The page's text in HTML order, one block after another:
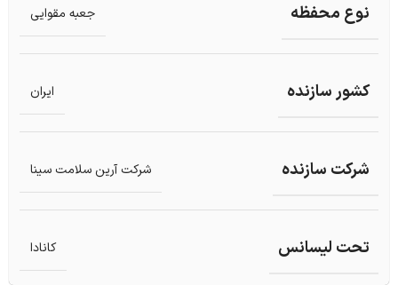
نوع محفظه جعبه مقوایی
کشور سازنده ایران
شرکت سازنده شرکت آرین سلامت سینا
تحت لیسانس کانادا